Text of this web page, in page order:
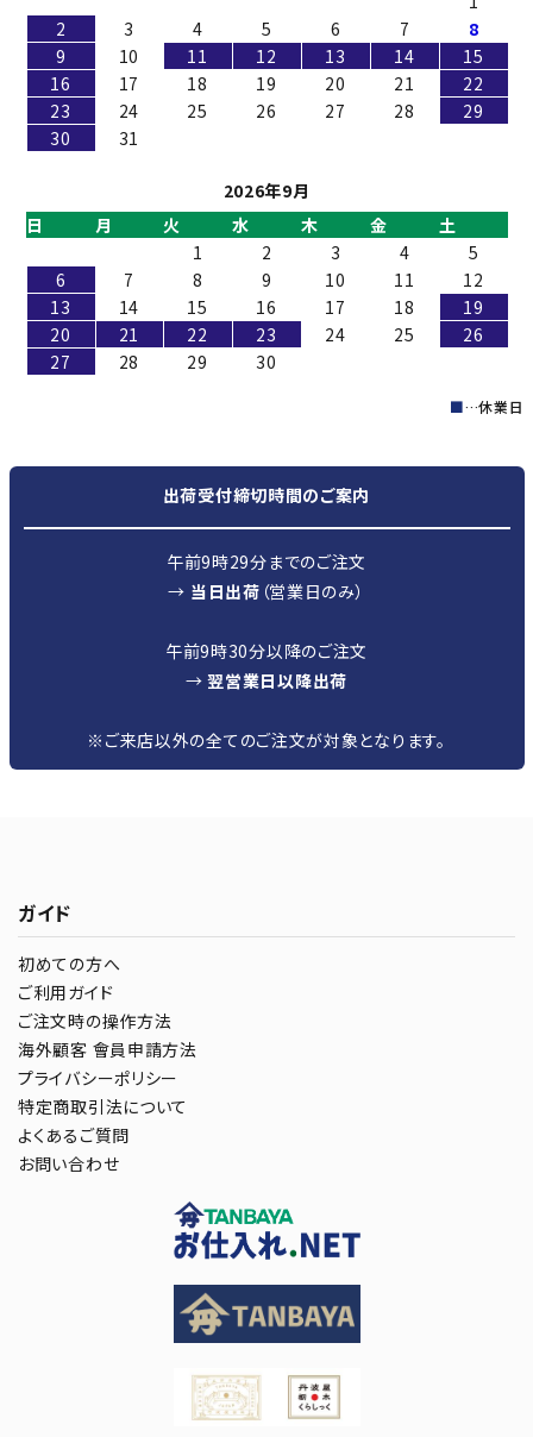
2
3 4 5 6 7
8
9
10 11 12 13 14
15
16
17 18 19 20 21
22
23
24 25 26 27 28
29
30
31
2026年9月
日
月 火 水 木 金
土
1
2 3 4
5
6
7 8 9 10 11
12
13
14 15 16 17 18
19
20
21 22 23 24 25
26
27
28 29 30
■…休業日
出荷受付締切時間のご案内
午前9時29分までのご注文
→ 当日出荷 （営業日のみ）
午前9時30分以降のご注文
→翌営業日以降出荷
※ご来店以外の全てのご注文が対象となります。
ガイド
初めての方へ
ご利用ガイド
ご注文時の操作方法
海外顧客 會員申請方法
プライバシーポリシー
特定商取引法について
よくあるご質問
お問い合わせ